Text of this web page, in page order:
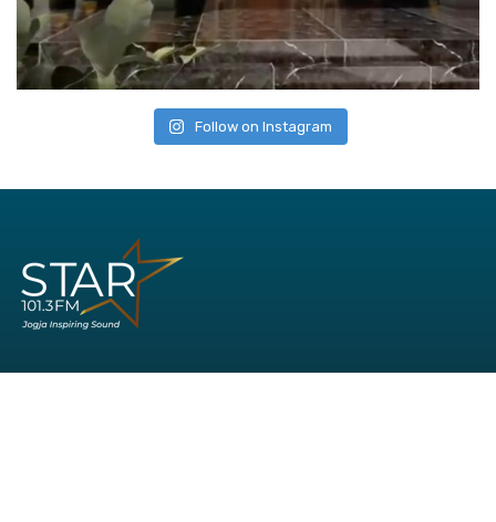
Follow on Instagram